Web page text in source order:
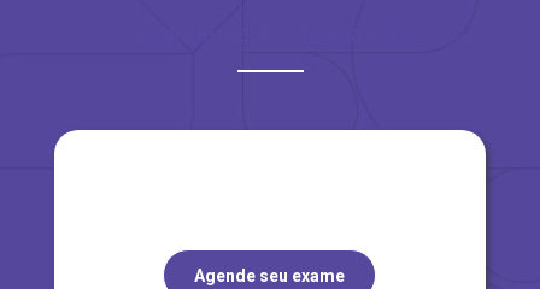
Agende seu exame